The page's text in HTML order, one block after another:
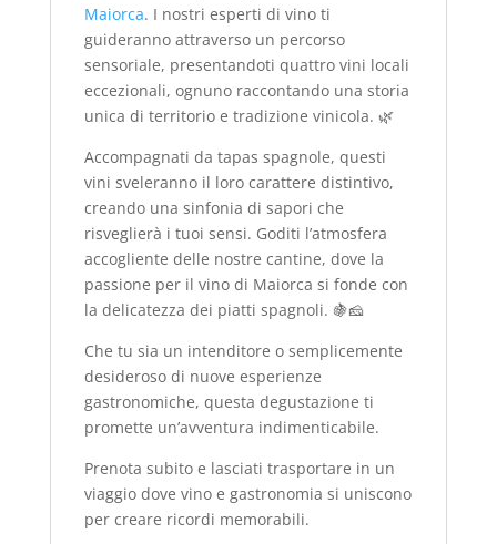
Maiorca. I nostri esperti di vino ti
guideranno attraverso un percorso
sensoriale, presentandoti quattro vini locali
eccezionali, ognuno raccontando una storia
unica di territorio e tradizione vinicola. 🌿
Accompagnati da tapas spagnole, questi
vini sveleranno il loro carattere distintivo,
creando una sinfonia di sapori che
risveglierà i tuoi sensi. Goditi l’atmosfera
accogliente delle nostre cantine, dove la
passione per il vino di Maiorca si fonde con
la delicatezza dei piatti spagnoli. 🍇🧀
Che tu sia un intenditore o semplicemente
desideroso di nuove esperienze
gastronomiche, questa degustazione ti
promette un’avventura indimenticabile.
Prenota subito e lasciati trasportare in un
viaggio dove vino e gastronomia si uniscono
per creare ricordi memorabili.